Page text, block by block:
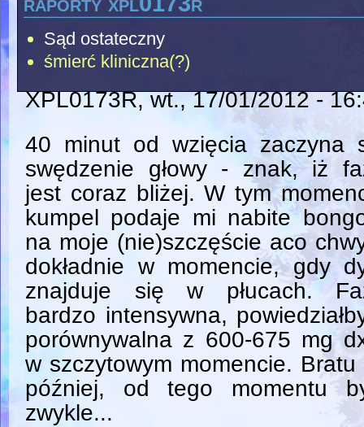
Sąd ostateczny
śmierć kliniczna(?)
XPL0173R, wt., 17/01/2012 -
40 minut od wzięcia zaczyna
swędzenie głowy - znak, iż
jest coraz bliżej. W tym
kumpel podaje mi nabite
na moje (nie)szczęście aco
dokładnie w momencie, gdy
znajduje się w płucach.
bardzo intensywna,
porównywalna z 600-675 mg
w szczytowym momencie.
później, od tego momentu
zwykle...